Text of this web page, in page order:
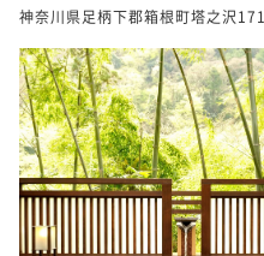
神奈川県足柄下郡箱根町塔之沢171